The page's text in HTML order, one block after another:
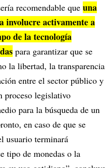
recomendable que una
activamente a
de la tecnología
para garantizar que se
la libertad, la transparencia
entre el sector público y
proceso legislativo
para la búsqueda de un
en caso de que se
usuario terminará
tipo de monedas o la